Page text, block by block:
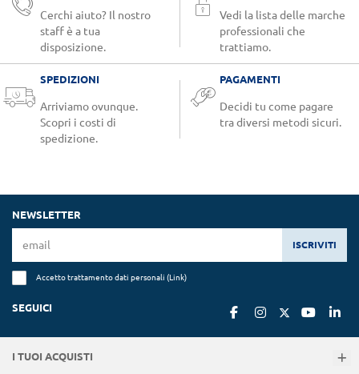
Cerchi aiuto? Il nostro
staff è a tua
disposizione.
Vedi la lista delle marche
professionali che
trattiamo.
SPEDIZIONI
Arriviamo ovunque.
Scopri i costi di
spedizione.
PAGAMENTI
Decidi tu come pagare
tra diversi metodi sicuri.
NEWSLETTER
ISCRIVITI
Accetto trattamento dati personali (Link)
SEGUICI
I TUOI ACQUISTI